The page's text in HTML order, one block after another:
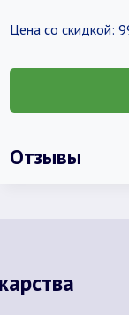
Цена со скидкой:
Отзывы